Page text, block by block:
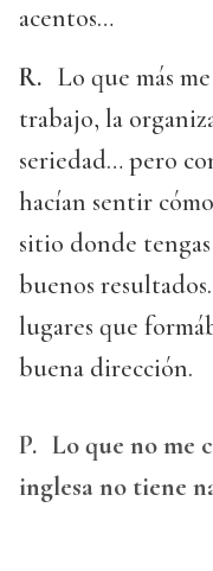
acentos…
R. Lo que más
trabajo, la
seriedad… pero
hacían sentir
sitio donde
buenos
lugares que
buena dirección.
P. Lo que no me
inglesa no tiene